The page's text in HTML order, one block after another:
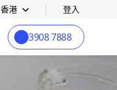
香港 登入
3908 7888